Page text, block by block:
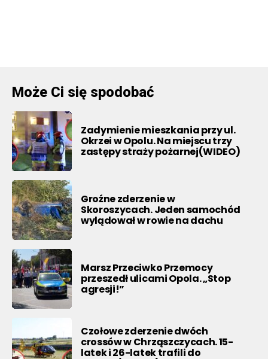
Może Ci się spodobać
Zadymienie mieszkania przy ul.
Okrzei w Opolu. Na miejscu trzy
zastępy straży pożarnej(WIDEO)
Groźne zderzenie w
Skoroszycach. Jeden samochód
wylądował w rowie na dachu
Marsz Przeciwko Przemocy
przeszedł ulicami Opola. „Stop
agresji!”
Czołowe zderzenie dwóch
crossów w Chrząszczycach. 15-
latek i 26-latek trafili do